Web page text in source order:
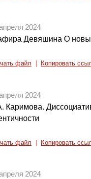
2024
Девяшина О
файл Копировать
2024
Каримова.
файл Копировать
2024